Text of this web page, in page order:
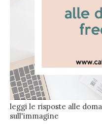
leggi le risposte alle
sull'immagine